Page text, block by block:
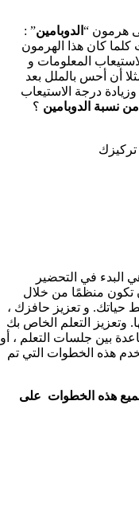
هرمون “ الدوبامين” :
كلما كان هذا الهرمون
المعلومات و
أن أحس بالملل بعد
درجة الاستيعاب
نسبة الدوبامين ؟
تركيزك
البدء في التحضير
تكون منظمًا من خلال
حياتك. و تعزيز حافزك ،
وتعزيز التعلم الخاص بك
بين جلسات التعلم ، أو
هذه الخطوات التي تم
هذه الخطوات على